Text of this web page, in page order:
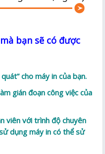
bạn sẽ có được
cho máy in của bạn.
gián đoạn công việc của
viên với trình độ chuyên
dụng máy in có thể sử